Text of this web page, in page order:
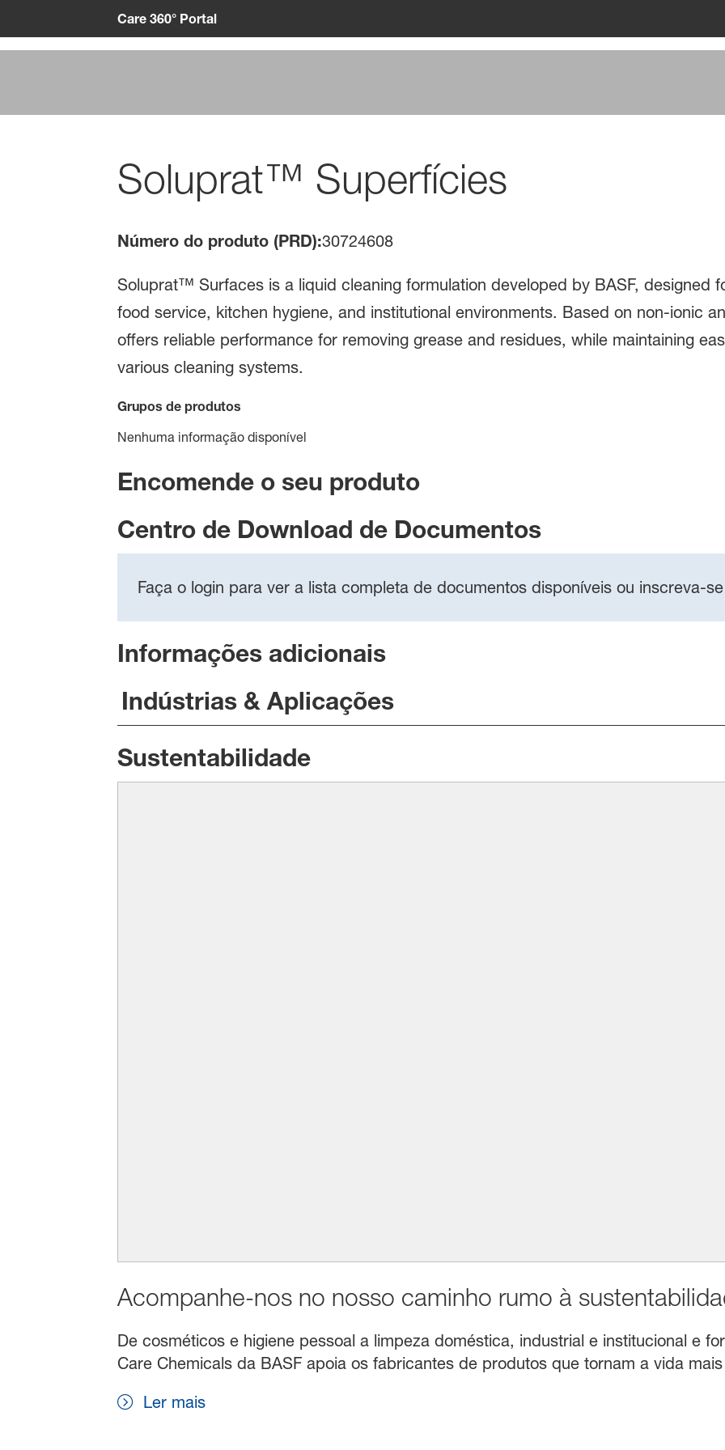
Care 360° Portal
Soluprat™ Superfícies
Número do produto (PRD):30724608
Soluprat™ Surfaces is a liquid cleaning formulation developed by BASF, designed
food service, kitchen hygiene, and institutional environments. Based on non-ionic
offers reliable performance for removing grease and residues, while maintaining
various cleaning systems.
Grupos de produtos
Nenhuma informação disponível
Encomende o seu produto
Centro de Download de Documentos
Faça o login para ver a lista completa de documentos disponíveis ou inscreva-se
Informações adicionais
Indústrias & Aplicações
Sustentabilidade
Acompanhe-nos no nosso caminho rumo à
De cosméticos e higiene pessoal a limpeza doméstica, industrial e institucional e
Care Chemicals da BASF apoia os fabricantes de produtos que tornam a vida
Ler mais